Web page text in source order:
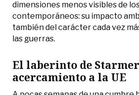
dimensiones menos visibles de
contemporáneos: su impacto
también del carácter cada vez
las guerras.
El laberinto de
acercamiento a la UE